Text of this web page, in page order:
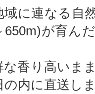
域に連なる自
が育ん
香り高いま
内に直送し